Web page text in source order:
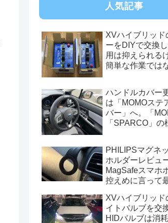
人気記事
XVハイブリッド
ーをDIYで交換
用は抑えられる
簡単な作業では
ハンドルカバー
は「MOMOステ
バー」へ。「
「SPARCO」の
PHILIPSマグネ
ホルダーレビュ
MagSafeスマホ
控えめに言って
XVハイブリッド
イトバルブを交
HIDバルブは消